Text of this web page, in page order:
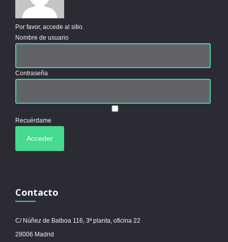
Por favor, accede al sitio.
Nombre de usuario
Contraseña
Recuérdame
Contacto
C/ Núñez de Balboa 116, 3ª planta, oficina 22
28006 Madrid